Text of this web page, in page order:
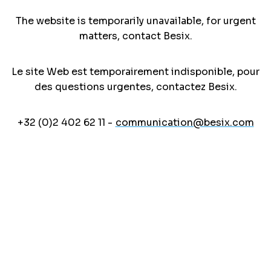
The website is temporarily unavailable, for urgent
matters, contact Besix.
Le site Web est temporairement indisponible, pour
des questions urgentes, contactez Besix.
+32 (0)2 402 62 11 - communication@besix.com